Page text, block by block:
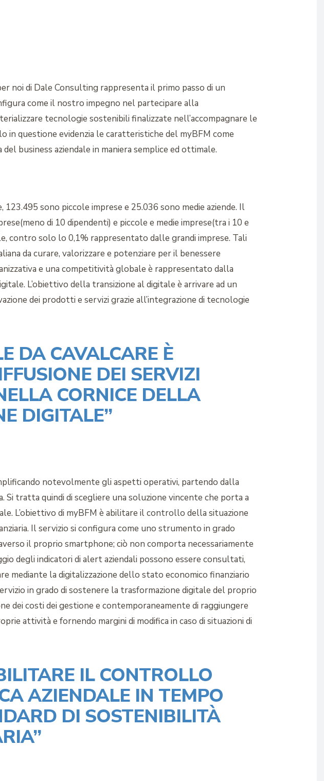
noi di Dale Consulting rappresenta il primo passo di un
come il nostro impegno nel partecipare alla
tecnologie sostenibili finalizzate nell’accompagnare le
questione evidenzia le caratteristiche del myBFM come
business aziendale in maniera semplice ed ottimale.
sono piccole imprese e 25.036 sono medie aziende. Il
di 10 dipendenti) e piccole e medie imprese(tra i 10 e
contro solo lo 0,1% rappresentato dalle grandi imprese. Tali
da curare, valorizzare e potenziare per il benessere
e una competitività globale è rappresentato dalla
L’obiettivo della transizione al digitale è arrivare ad un
dei prodotti e servizi grazie all’integrazione di tecnologie
DA CAVALCARE È
DEI SERVIZI
CORNICE DELLA
DIGITALE”
notevolmente gli aspetti operativi, partendo dalla
tratta quindi di scegliere una soluzione vincente che porta a
L’obiettivo di myBFM è abilitare il controllo della situazione
Il servizio si configura come uno strumento in grado
il proprio smartphone; ciò non comporta necessariamente
degli indicatori di alert aziendali possono essere consultati,
mediante la digitalizzazione dello stato economico finanziario
in grado di sostenere la trasformazione digitale del proprio
dei costi dei gestione e contemporaneamente di raggiungere
attività e fornendo margini di modifica in caso di situazioni di
IL CONTROLLO
AZIENDALE IN TEMPO
DI SOSTENIBILITÀ